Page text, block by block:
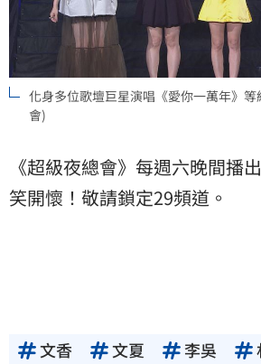
化身多位歌壇巨星演唱《愛你一萬年》
會)
《超級夜總會》每週六晚間播
笑開懷！敬請鎖定29頻道。
文香 文夏 李吳